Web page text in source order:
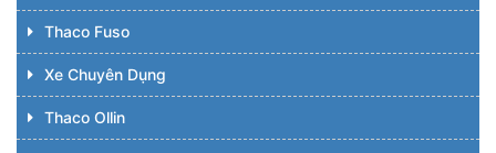
Thaco Fuso
Xe Chuyên Dụng
Thaco Ollin